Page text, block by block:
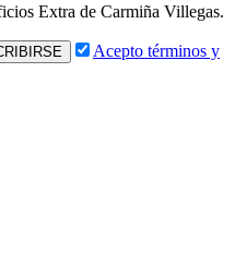
Extra de Carmiña Villegas.
Acepto términos y